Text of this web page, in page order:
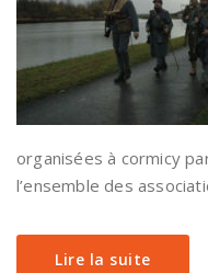
organisées à cormicy
l’ensemble des
Lire la suite